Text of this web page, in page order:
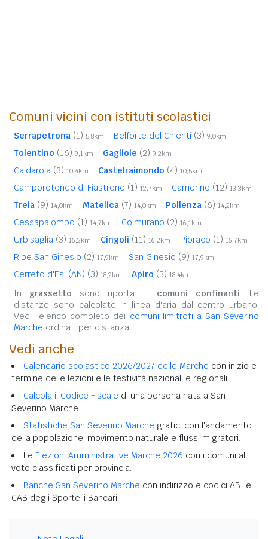
Comuni vicini con istituti scolastici
Serrapetrona (1) 5,8km Belforte del Chienti (3) 9,0km
Tolentino (16) 9,1km Gagliole (2) 9,2km
Caldarola (3) 10,4km Castelraimondo (4) 10,5km
Camporotondo di Fiastrone (1) 12,7km Camerino (12) 13,3km
Treia (9) 14,0km Matelica (7) 14,0km Pollenza (6) 14,2km
Cessapalombo (1) 14,7km Colmurano (2) 16,1km
Urbisaglia (3) 16,2km Cingoli (11) 16,2km Pioraco (1) 16,7km
Ripe San Ginesio (2) 17,9km San Ginesio (9) 17,9km
Cerreto d'Esi (AN) (3) 18,2km Apiro (3) 18,4km
In grassetto sono riportati i comuni confinanti. Le
distanze sono calcolate in linea d'aria dal centro urbano.
Vedi l'elenco completo dei comuni limitrofi a San Severino
Marche ordinati per distanza.
Vedi anche
Calendario scolastico 2026/2027 delle Marche con inizio e
termine delle lezioni e le festività nazionali e regionali.
Calcola il Codice Fiscale di una persona nata a San
Severino Marche.
Statistiche San Severino Marche grafici con l'andamento
della popolazione, movimento naturale e flussi migratori.
Le Elezioni Amministrative Marche 2026 con i comuni al
voto classificati per provincia.
Banche San Severino Marche con indirizzo e codici ABI e
CAB degli Sportelli Bancari.